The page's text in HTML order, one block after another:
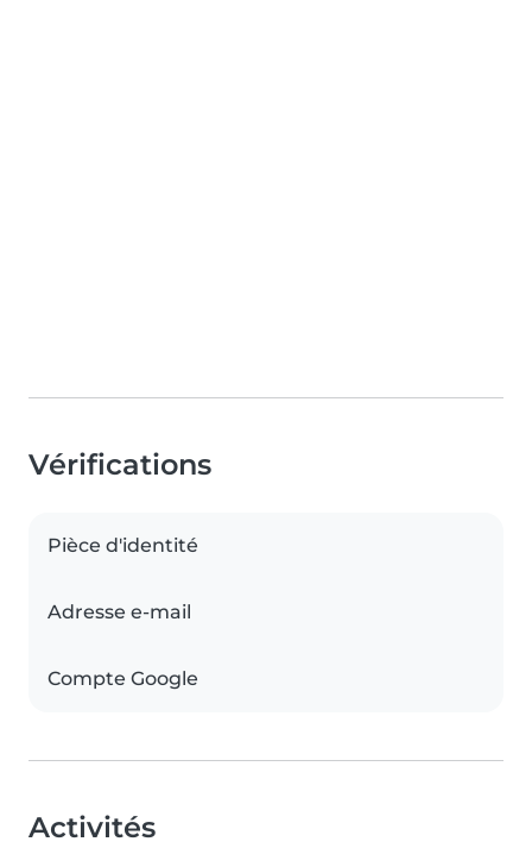
Vérifications
Pièce d'identité
Adresse e-mail
Compte Google
Activités